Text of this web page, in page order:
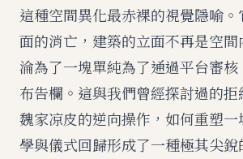
這種空間異化最赤裸的視覺隱喻
面的消亡，建築的立面不再是空
淪為了一塊單純為了通過平台審
布告欄。這與我們曾經探討過的拒
魏家凉皮的逆向操作，如何重塑
學與儀式回歸形成了一種極其尖